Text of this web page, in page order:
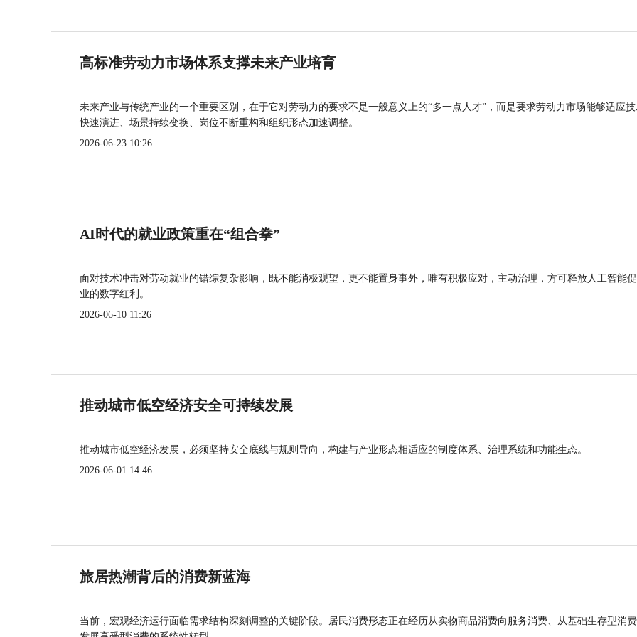
高标准劳动力市场体系支撑未来产业培育
未来产业与传统产业的一个重要区别，在于它对劳动力的要求不是一般意义上的“多一点人才”，而是要求劳动力市场能够适应
快速演进、场景持续变换、岗位不断重构和组织形态加速调整。
2026-06-23 10:26
AI时代的就业政策重在“组合拳”
面对技术冲击对劳动就业的错综复杂影响，既不能消极观望，更不能置身事外，唯有积极应对，主动治理，方可释放人工智能
业的数字红利。
2026-06-10 11:26
推动城市低空经济安全可持续发展
推动城市低空经济发展，必须坚持安全底线与规则导向，构建与产业形态相适应的制度体系、治理系统和功能生态。
2026-06-01 14:46
旅居热潮背后的消费新蓝海
当前，宏观经济运行面临需求结构深刻调整的关键阶段。居民消费形态正在经历从实物商品消费向服务消费、从基础生存型消